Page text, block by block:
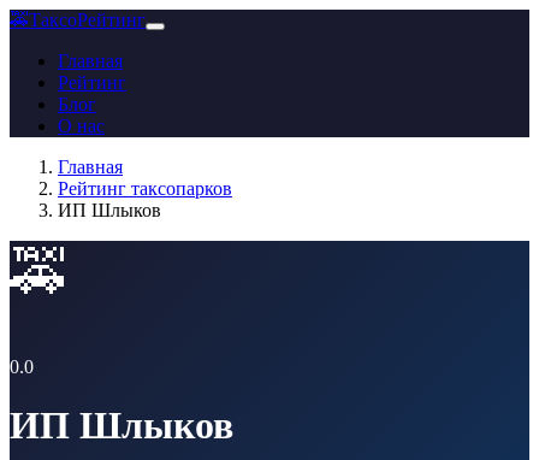
🚕ТаксоРейтинг
Главная
Рейтинг
Блог
О нас
Главная
Рейтинг таксопарков
ИП Шлыков
🚕
0.0
ИП Шлыков